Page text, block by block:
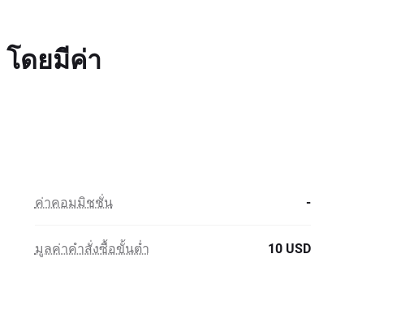
โดยมีค่า
ค่าคอมมิชชั่น -
มูลค่าคำสั่งซื้อขั้นต่ำ 10 USD